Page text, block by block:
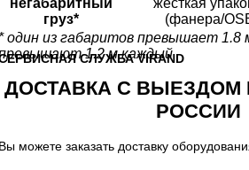
негабаритный
груз*
жесткая
(фанера/
один из габаритов превышает 1.8
1.2 м каждый
СЛУЖБА VIRAND
ДОСТАВКА С ВЫЕЗДОМ
РОССИИ
можете заказать доставку